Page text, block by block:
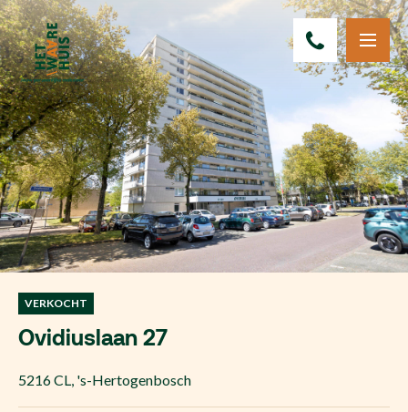
VERKOCHT
Ovidiuslaan 27
5216 CL 's-Hertogenbosch